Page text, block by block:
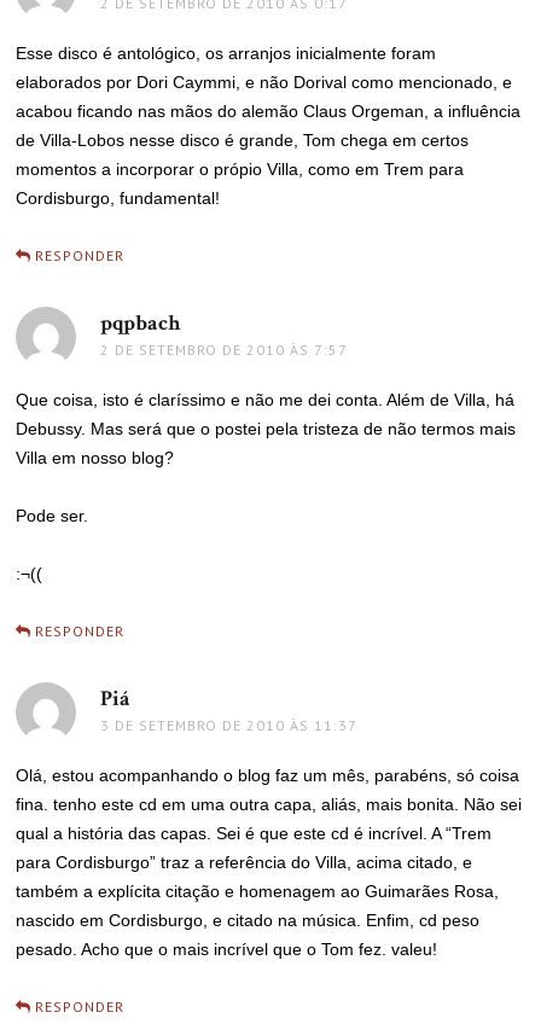
Esse disco é antológico, os arranjos inicialmente foram
elaborados por Dori Caymmi, e não Dorival como mencionado, e
acabou ficando nas mãos do alemão Claus Orgeman, a influência
de Villa-Lobos nesse disco é grande, Tom chega em certos
momentos a incorporar o própio Villa, como em Trem para
Cordisburgo, fundamental!
RESPONDER
pqpbachdisse:
2 DE SETEMBRO DE 2010 ÀS 7:57
Que coisa, isto é claríssimo e não me dei conta. Além de Villa, há
Debussy. Mas será que o postei pela tristeza de não termos mais
Villa em nosso blog?
Pode ser.
:¬((
RESPONDER
Piá
3 DE SETEMBRO DE 2010 ÀS 11:37
Olá, estou acompanhando o blog faz um mês, parabéns, só coisa
fina. tenho este cd em uma outra capa, aliás, mais bonita. Não sei
qual a história das capas. Sei é que este cd é incrível. A “Trem
para Cordisburgo” traz a referência do Villa, acima citado, e
também a explícita citação e homenagem ao Guimarães Rosa,
nascido em Cordisburgo, e citado na música. Enfim, cd peso
pesado. Acho que o mais incrível que o Tom fez. valeu!
RESPONDER